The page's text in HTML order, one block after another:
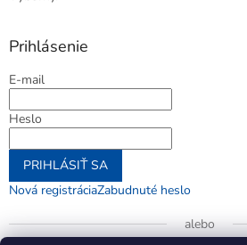
Prihlásenie
E-mail
Heslo
PRIHLÁSIŤ SA
Nová registráciaZabudnuté heslo
alebo